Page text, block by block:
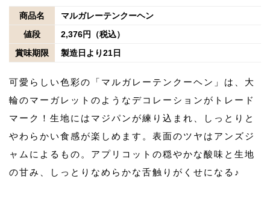
商品名
マルガレーテンクーヘン
値段
2,376円（税込）
賞味期限
製造日より21日
可愛らしい色彩の「マルガレーテンクーヘン」は、大
輪のマーガレットのようなデコレーションがトレード
マーク！生地にはマジパンが練り込まれ、しっとりと
やわらかい食感が楽しめます。表面のツヤはアンズジ
ャムによるもの。アプリコットの穏やかな酸味と生地
の甘み、しっとりなめらかな舌触りがくせになる♪